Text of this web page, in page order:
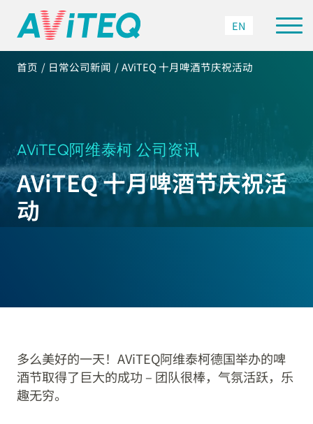
EN
首页 日常公司新闻 AViTEQ 十月啤酒节庆祝活动
AViTEQ阿维泰柯 公司资讯
AViTEQ 十月啤酒节庆祝活
动
多么美好的一天！AViTEQ阿维泰柯德国举办的啤
酒节取得了巨大的成功 – 团队很棒，气氛活跃，乐
趣无穷。